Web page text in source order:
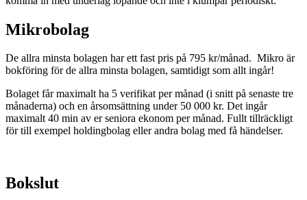
Mikrobolag
De allra minsta bolagen har ett fast pris på 795 kr/månad. Mikro är
bokföring för de allra minsta bolagen, samtidigt som allt ingår!
Bolaget får maximalt ha 5 verifikat per månad (i snitt på senaste tre
månaderna) och en årsomsättning under 50 000 kr. Det ingår
maximalt 40 min av er seniora ekonom per månad. Fullt tillräckligt
för till exempel holdingbolag eller andra bolag med få händelser.
Bokslut